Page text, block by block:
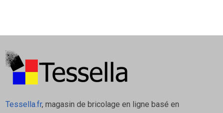
Tessella.fr, magasin de bricolage en ligne basé en